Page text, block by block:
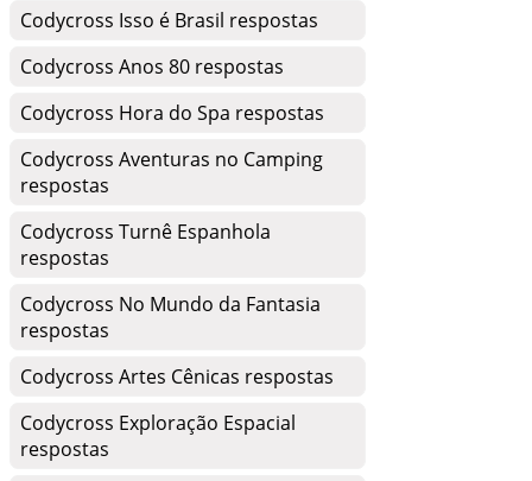
Codycross Isso é Brasil respostas
Codycross Anos 80 respostas
Codycross Hora do Spa respostas
Codycross Aventuras no Camping
respostas
Codycross Turnê Espanhola
respostas
Codycross No Mundo da Fantasia
respostas
Codycross Artes Cênicas respostas
Codycross Exploração Espacial
respostas